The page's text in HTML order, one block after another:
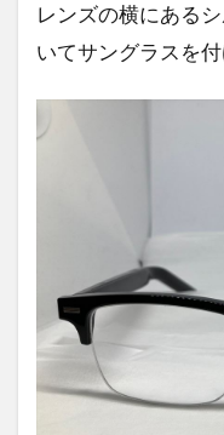
レンズの横にある
いてサングラスを